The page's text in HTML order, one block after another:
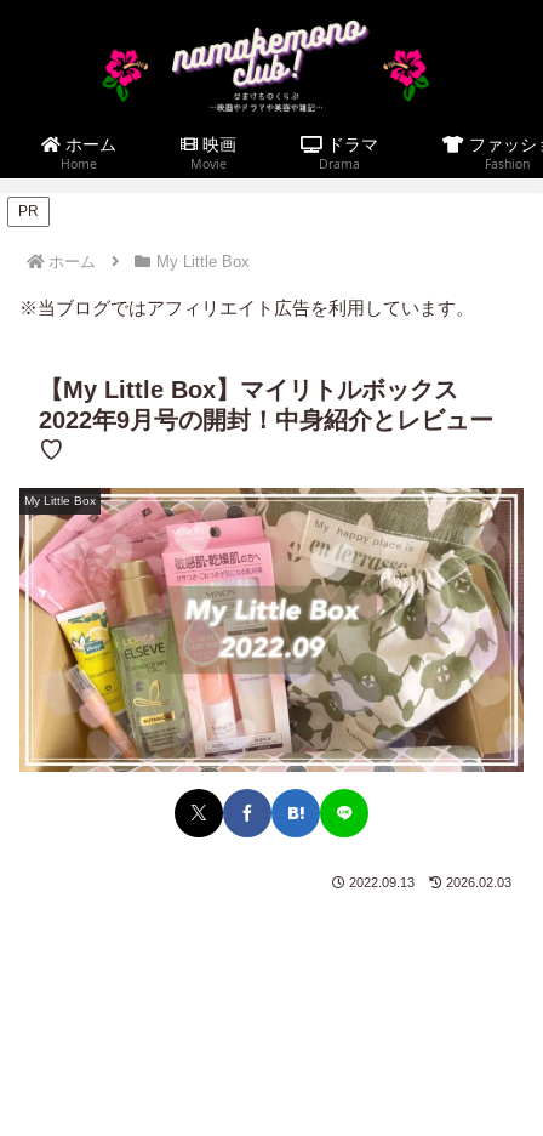
ホーム
Home
映画
Movie
ドラマ
Drama
ファッシ
Fashion
PR
ホーム My Little Box
※当ブログではアフィリエイト広告を利用しています。
【My Little Box】マイリトルボックス
2022年9月号の開封！中身紹介とレビュー
♡
My Little Box
2022.09.13 2026.02.03